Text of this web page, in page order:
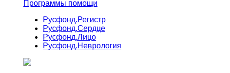
Программы помощи
Русфонд.Регистр
Русфонд.Сердце
Русфонд.Лицо
Русфонд.Неврология